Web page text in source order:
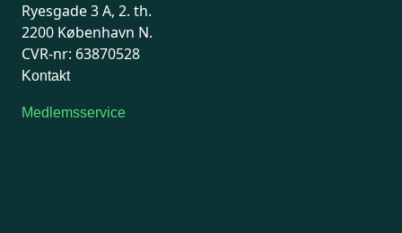
Ryesgade 3 A, 2. th.
2200 København N.
CVR-nr: 63870528
Kontakt
Medlemsservice